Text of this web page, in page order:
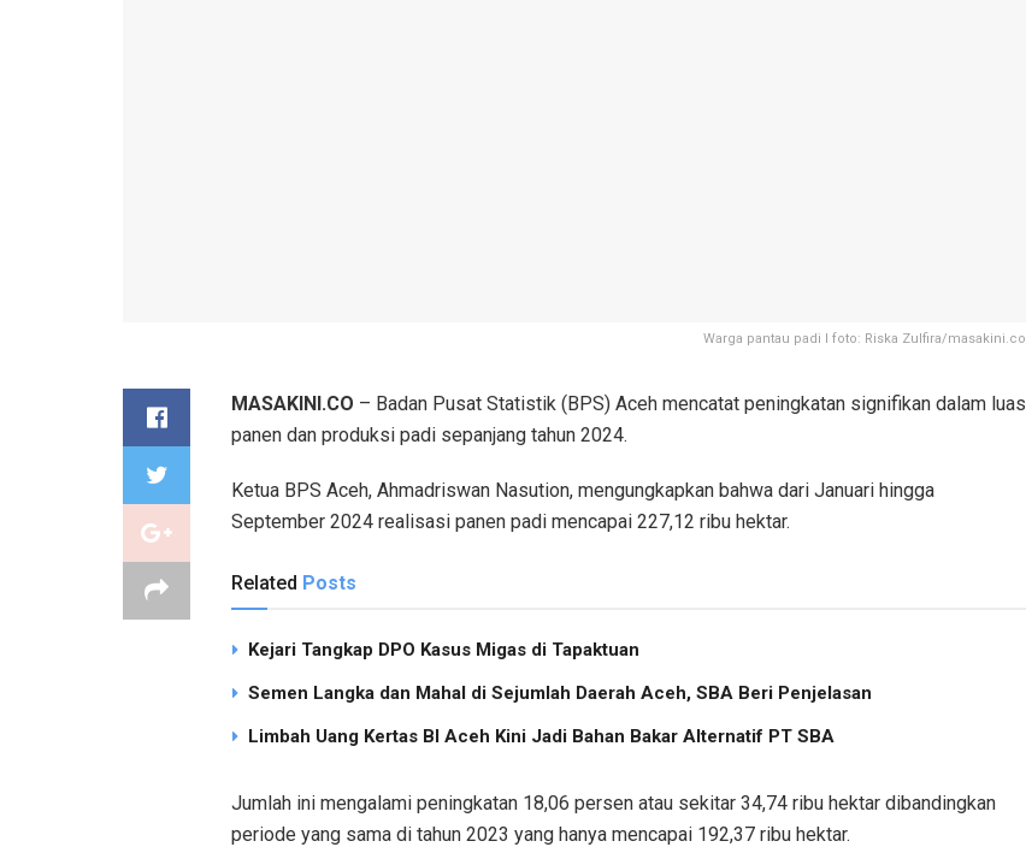
Warga pantau padi I foto: Riska Zulfira/masakini.co
MASAKINI.CO – Badan Pusat Statistik (BPS) Aceh mencatat peningkatan signifikan dalam luas
panen dan produksi padi sepanjang tahun 2024.
Ketua BPS Aceh, Ahmadriswan Nasution, mengungkapkan bahwa dari Januari hingga
September 2024 realisasi panen padi mencapai 227,12 ribu hektar.
Related Posts
Kejari Tangkap DPO Kasus Migas di Tapaktuan
Semen Langka dan Mahal di Sejumlah Daerah Aceh, SBA Beri Penjelasan
Limbah Uang Kertas BI Aceh Kini Jadi Bahan Bakar Alternatif PT SBA
Jumlah ini mengalami peningkatan 18,06 persen atau sekitar 34,74 ribu hektar dibandingkan
periode yang sama di tahun 2023 yang hanya mencapai 192,37 ribu hektar.